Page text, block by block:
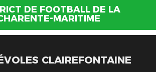
DE FOOTBALL DE LA
MARITIME
CLAIREFONTAINE